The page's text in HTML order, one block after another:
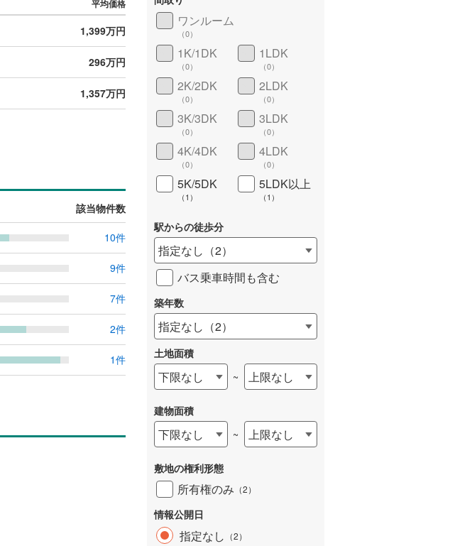
平均価格
1,399万円
296万円
1,357万円
該当物件数
10件
9件
7件
2件
1件
ワンルーム
（0）
1K/1DK
（0）
1LDK
（0）
2K/2DK
（0）
2LDK
（0）
3K/3DK
（0）
3LDK
（0）
4K/4DK
（0）
4LDK
（0）
5K/5DK
（1 ）
5LDK以上
（1 ）
駅からの徒歩分
指定なし （2）
バス乗車時間も含む
築年数
指定なし （2）
土地面積
下限なし ~ 上限なし
建物面積
下限なし ~ 上限なし
敷地の権利形態
所有権のみ （2）
情報公開日
指定なし （2）
詳しく見る